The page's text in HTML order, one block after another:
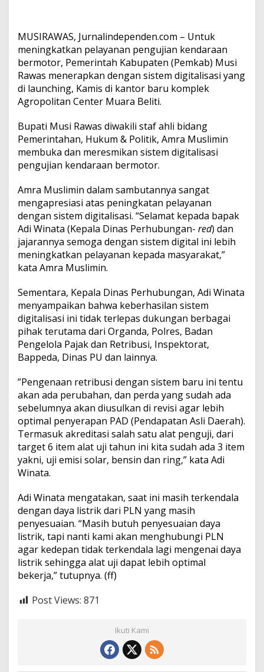
i
g
k
a
t
k
a
P
e
l
a
y
n
a
n
U
j
i
K
d
a
r
a
a
n
e
m
o
t
o
r
d
e
n
S
i
s
t
e
m
D
l
MUSIRAWAS, Jurnalindependen.com – Untuk
meningkatkan pelayanan pengujian kendaraan
bermotor, Pemerintah Kabupaten (Pemkab) Musi
Rawas menerapkan dengan sistem digitalisasi yang
di launching, Kamis di kantor baru komplek
Agropolitan Center Muara Beliti.
Bupati Musi Rawas diwakili staf ahli bidang
Pemerintahan, Hukum & Politik, Amra Muslimin
membuka dan meresmikan sistem digitalisasi
pengujian kendaraan bermotor.
Amra Muslimin dalam sambutannya sangat
mengapresiasi atas peningkatan pelayanan
dengan sistem digitalisasi. “Selamat kepada bapak
Adi Winata (Kepala Dinas Perhubungan- red) dan
jajarannya semoga dengan sistem digital ini lebih
meningkatkan pelayanan kepada masyarakat,”
kata Amra Muslimin.
Sementara, Kepala Dinas Perhubungan, Adi Winata
menyampaikan bahwa keberhasilan sistem
digitalisasi ini tidak terlepas dukungan berbagai
pihak terutama dari Organda, Polres, Badan
Pengelola Pajak dan Retribusi, Inspektorat,
Bappeda, Dinas PU dan lainnya.
”Pengenaan retribusi dengan sistem baru ini tentu
akan ada perubahan, dan perda yang sudah ada
sebelumnya akan diusulkan di revisi agar lebih
optimal penyerapan PAD (Pendapatan Asli Daerah).
Termasuk akreditasi salah satu alat penguji, dari
target 6 item alat uji tahun ini kita sudah ada 3 item
yakni, uji emisi solar, bensin dan ring,” kata Adi
Winata.
Adi Winata mengatakan, saat ini masih terkendala
dengan daya listrik dari PLN yang masih
penyesuaian. “Masih butuh penyesuaian daya
listrik, tapi nanti kami akan menghubungi PLN
agar kedepan tidak terkendala lagi mengenai daya
listrik sehingga alat uji dapat lebih optimal
bekerja,” tutupnya. (ff)
Post Views: 871
Ikuti Kami